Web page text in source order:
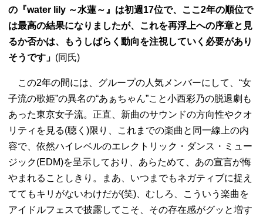
の『water lily ～水蓮～』は初週17位で、ここ2年の順位で
は最高の結果になりましたが、これを再浮上への序章と見
るか否かは、もうしばらく動向を注視していく必要があり
そうです」 (同氏)
この2年の間には、グループの人気メンバーにして、“女
子流の歌姫”の異名の“あぁちゃん”こと小西彩乃の脱退劇も
あった東京女子流。正直、新曲のサウンドの方向性やクオ
リティを見る(聴く)限り、これまでの楽曲と同一線上の内
容で、依然ハイレベルのエレクトリック・ダンス・ミュー
ジック(EDM)を呈示しており、あらためて、あの宣言が悔
やまれることしきり。まあ、いつまでもネガティブに捉え
ててもキリがないわけだが(笑)、むしろ、こういう楽曲を
アイドルフェスで披露してこそ、その存在感がグッと増す